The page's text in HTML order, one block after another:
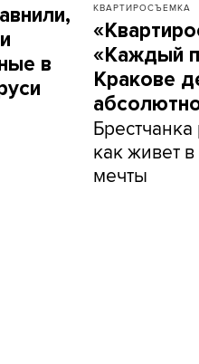
в
КВАРТИРОСЪЕМКА
«Каждый
Кракове
Брестчанка
как живет
мечты